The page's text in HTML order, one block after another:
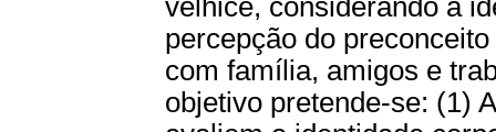
velhice, considerando a
percepção do
com família, amigos e
objetivo pretende-se: (1)